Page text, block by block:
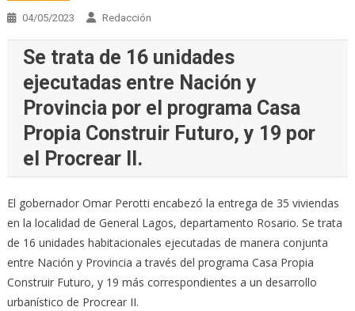
04/05/2023 Redacción
Se trata de 16 unidades
ejecutadas entre Nación y
Provincia por el programa Casa
Propia Construir Futuro, y 19 por
el Procrear II.
El gobernador Omar Perotti encabezó la entrega de 35 viviendas
en la localidad de General Lagos, departamento Rosario. Se trata
de 16 unidades habitacionales ejecutadas de manera conjunta
entre Nación y Provincia a través del programa Casa Propia
Construir Futuro, y 19 más correspondientes a un desarrollo
urbanístico de Procrear II.